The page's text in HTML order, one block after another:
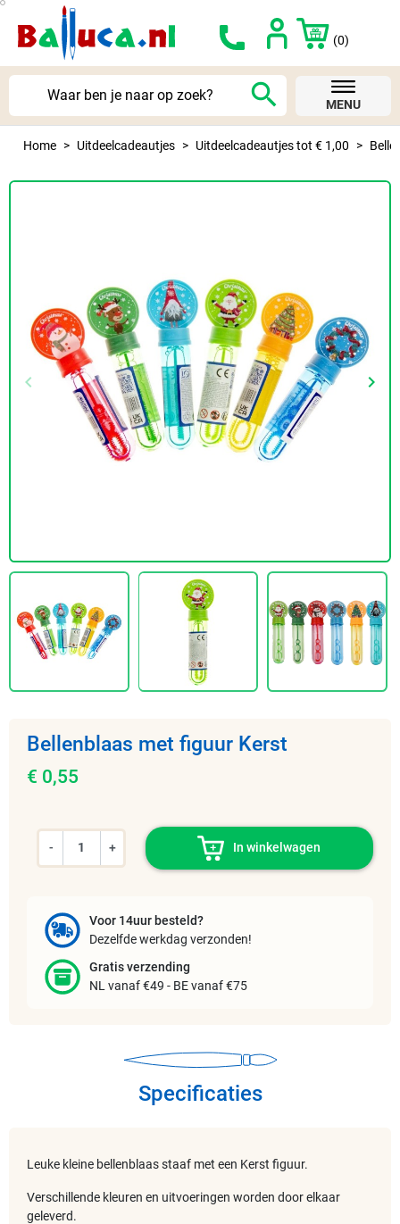
(0)
search MENU
Home Uitdeelcadeautjes Uitdeelcadeautjes tot € 1,00
Vorige
keyboard_arrow_left keyboard_arrow_right
Bellenblaas met figuur Kerst
€ 0,55
- + In winkelwagen
Voor 14uur besteld?
Dezelfde werkdag verzonden!
Gratis verzending
NL vanaf €49 - BE vanaf €75
Specificaties
Leuke kleine bellenblaas staaf met een Kerst figuur.
Verschillende kleuren en uitvoeringen worden door elkaar
geleverd.